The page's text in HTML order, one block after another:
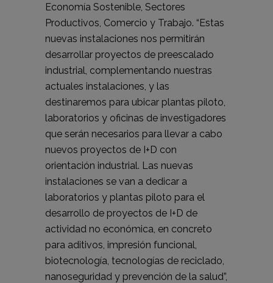
Economía Sostenible, Sectores
Productivos, Comercio y Trabajo. “Estas
nuevas instalaciones nos permitirán
desarrollar proyectos de preescalado
industrial, complementando nuestras
actuales instalaciones, y las
destinaremos para ubicar plantas piloto,
laboratorios y oficinas de investigadores
que serán necesarios para llevar a cabo
nuevos proyectos de I+D con
orientación industrial. Las nuevas
instalaciones se van a dedicar a
laboratorios y plantas piloto para el
desarrollo de proyectos de I+D de
actividad no económica, en concreto
para aditivos, impresión funcional,
biotecnología, tecnologías de reciclado,
nanoseguridad y prevención de la salud”,